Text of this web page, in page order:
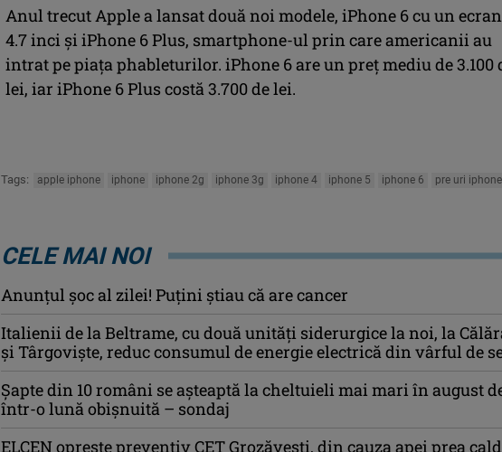
Anul trecut Apple a lansat două noi modele, iPhone 6 cu un
4.7 inci și iPhone 6 Plus, smartphone-ul prin care americanii au
intrat pe piața phableturilor. iPhone 6 are un preț mediu de 3.100
lei, iar iPhone 6 Plus costă 3.700 de lei.
Tags: apple iphone iphone iphone 2g iphone 3g iphone 4 iphone 5 iphone 6 pre uri iphone
CELE MAI NOI
Anunţul şoc al zilei! Puţini ştiau că are cancer
Italienii de la Beltrame, cu două unități siderurgice la noi, la
și Târgoviște, reduc consumul de energie electrică din vârful de
Şapte din 10 români se aşteaptă la cheltuieli mai mari în august
într-o lună obişnuită – sondaj
ELCEN oprește preventiv CET Grozăvești, din cauza apei prea